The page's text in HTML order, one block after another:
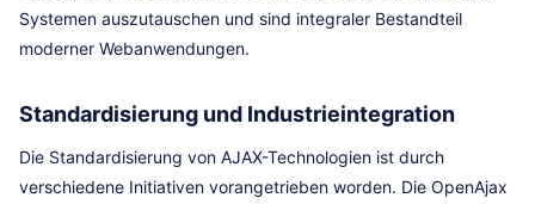
Systemen auszutauschen und sind integraler Bestandteil
moderner Webanwendungen.
Standardisierung und Industrieintegration
Die Standardisierung von AJAX-Technologien ist durch
verschiedene Initiativen vorangetrieben worden. Die OpenAjax